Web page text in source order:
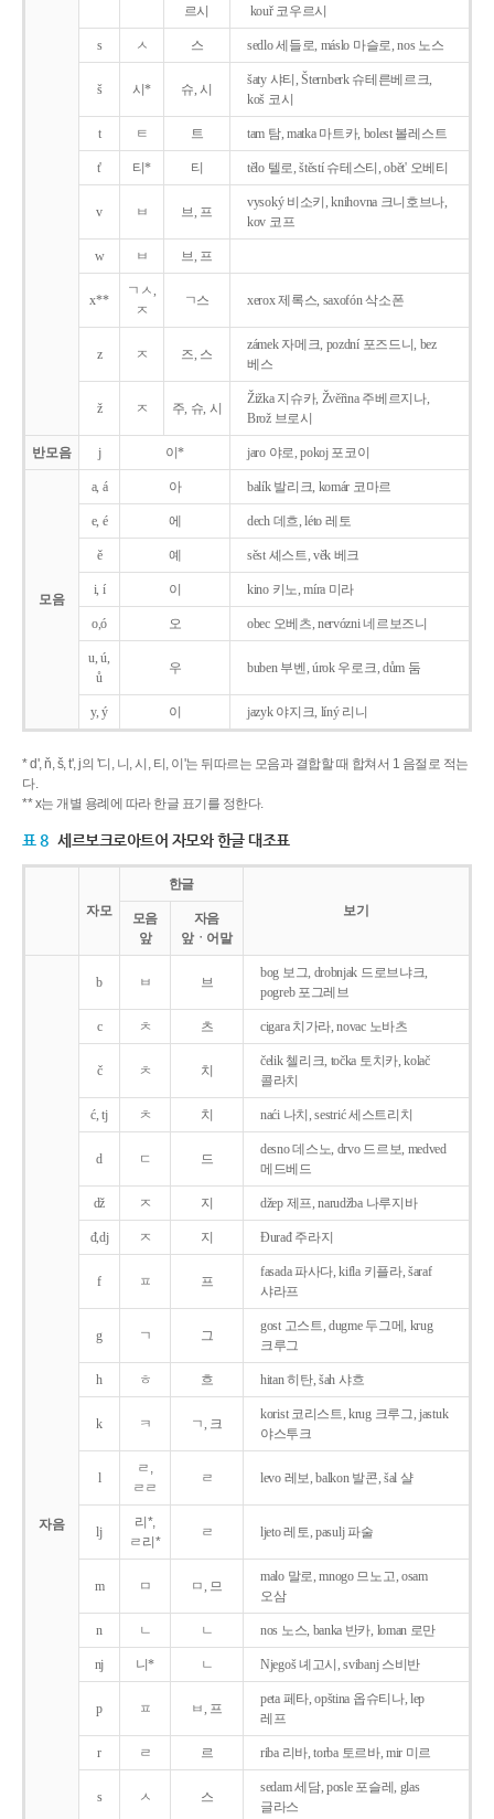
르시
kouř 코우르시
s ㅅ 스 sedlo 세들로, máslo 마슬로, nos 노스
š 시* 슈, 시
šaty 샤티, Šternberk 슈테른베르크,
koš 코시
t ㅌ 트 tam 탐, matka 마트카, bolest 볼레스트
t' 티* 티 tělo 텔로, štěstí 슈테스티, obět' 오베티
v ㅂ 브, 프
vysoký 비소키, knihovna 크니호브나,
kov 코프
w ㅂ 브, 프
x**
ㄱㅅ,
ㅈ
ㄱ스 xerox 제록스, saxofón 삭소폰
z ㅈ 즈, 스
zámek 자메크, pozdní 포즈드니, bez
베스
ž ㅈ 주, 슈, 시
Žižka 지슈카, Žvěřina 주베르지나,
Brož 브로시
반모음 j 이* jaro 야로, pokoj 포코이
모음
a, á 아 balík 발리크, komár 코마르
e, é 에 dech 데흐, léto 레토
ě 예 sěst 셰스트, věk 베크
i, í 이 kino 키노, míra 미라
o,ó 오 obec 오베츠, nervózni 네르보즈니
u, ú,
ů
우 buben 부벤, úrok 우로크, dům 둠
y, ý 이 jazyk야지크, líný 리니
* d', ň, š, t', j의 '디, 니, 시, 티, 이'는 뒤따르는 모음과 결합할 때 합쳐서 1 음절로 적는
다.
** x는 개별 용례에 따라 한글 표기를 정한다.
표 8 세르보크로아트어 자모와 한글 대조표
자모
한글
보기
모음
앞
자음
앞ㆍ어말
자음
b ㅂ 브
bog 보그, drobnjak 드로브냐크,
pogreb 포그레브
c ㅊ 츠 cigara 치가라, novac 노바츠
č ㅊ 치
čelik 첼리크, točka 토치카, kolač
콜라치
ć, tj ㅊ 치 naći 나치, sestrić 세스트리치
d ㄷ 드
desno 데스노, drvo 드르보, medved
메드베드
dž ㅈ 지 džep 제프, narudžba 나루지바
đ,dj ㅈ 지 Ðurađ 주라지
f ㅍ 프
fasada 파사다, kifla 키플라, šaraf
샤라프
g ㄱ 그
gost 고스트, dugme 두그메, krug
크루그
h ㅎ 흐 hitan 히탄, šah 샤흐
k ㅋ ㄱ, 크
korist 코리스트, krug 크루그, jastuk
야스투크
l
ㄹ,
ㄹㄹ
ㄹ levo 레보, balkon 발콘, šal 샬
lj
리*,
ㄹ리*
ㄹ ljeto 레토, pasulj 파술
m ㅁ ㅁ, 므
malo 말로, mnogo 므노고, osam
오삼
n ㄴ ㄴ nos 노스, banka 반카, loman 로만
nj 니* ㄴ Njegoš 녜고시, svibanj 스비반
p ㅍ ㅂ, 프
peta 페타, opština 옵슈티나, lep
레프
r ㄹ 르 riba 리바, torba 토르바, mir 미르
s ㅅ 스
sedam 세담, posle 포슬레, glas
글라스